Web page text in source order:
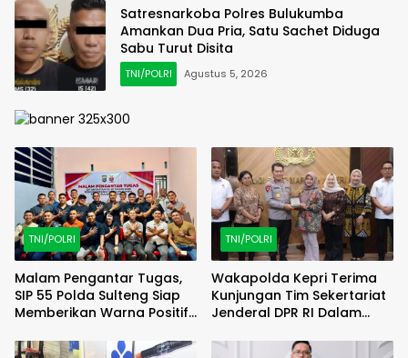
Satresnarkoba Polres Bulukumba
Amankan Dua Pria, Satu Sachet Diduga
Sabu Turut Disita
TNI/POLRI Agustus 5, 2026
TNI/POLRI
Malam Pengantar Tugas,
SIP 55 Polda Sulteng Siap
Memberikan Warna Positif
TNI/POLRI
Wakapolda Kepri Terima
Kunjungan Tim Sekertariat
Jenderal DPR RI Dalam
Pelaksanaan UU